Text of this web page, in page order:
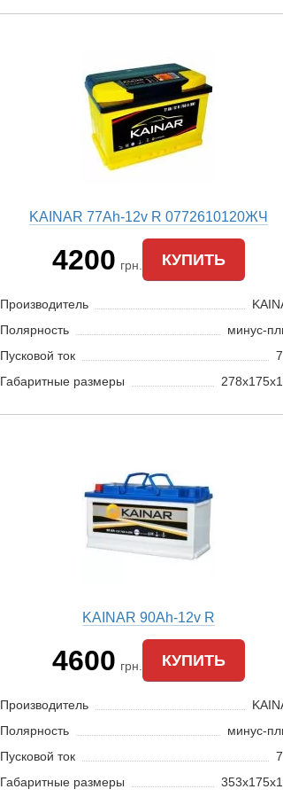
KAINAR 77Ah-12v R 0772610120ЖЧ
4200 грн. КУПИТЬ
Производитель
Полярность
минус-
Пусковой ток
Габаритные размеры
KAINAR 90Ah-12v R
4600 грн. КУПИТЬ
Производитель
Полярность
минус-
Пусковой ток
Габаритные размеры